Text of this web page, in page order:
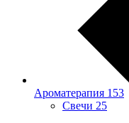
Ароматерапия 153
Свечи 25